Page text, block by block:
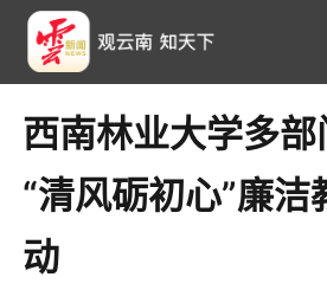
西南林业大学多
“清风砺初心”廉洁
动